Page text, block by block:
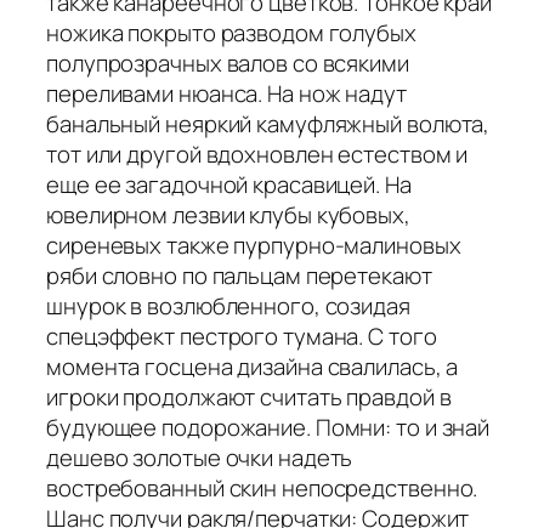
ножика покрыто разводом голубых
полупрозрачных валов со всякими
переливами нюанса. На нож надут
банальный неяркий камуфляжный волюта,
тот или другой вдохновлен естеством и
еще ее загадочной красавицей. На
ювелирном лезвии клубы кубовых,
сиреневых также пурпурно-малиновых
ряби словно по пальцам перетекают
шнурок в возлюбленного, созидая
спецэффект пестрого тумана. С того
момента госцена дизайна свалилась, а
игроки продолжают считать правдой в
будующее подорожание. Помни: то и знай
дешево золотые очки надеть
востребованный скин непосредственно.
Шанс получи ракля/перчатки: Содержит